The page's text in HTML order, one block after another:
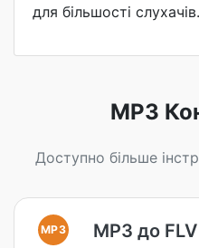
для більшості слухачів.
MP3
Доступно більше
MP3 MP3 до FLV